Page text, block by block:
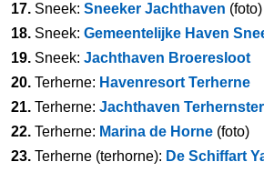
17. Sneek: Sneeker Jachthaven (foto)
18. Sneek: Gemeentelijke Haven
19. Sneek: Jachthaven Broeresloot
20. Terherne: Havenresort Terherne
21. Terherne: Jachthaven
22. Terherne: Marina de Horne (foto)
23. Terherne (terhorne): De Schiffart